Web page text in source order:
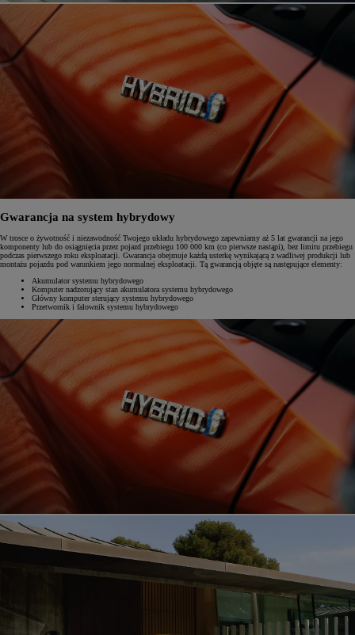
Gwarancja na system hybrydowy
W trosce o żywotność i niezawodność Twojego układu hybrydowego zapewniamy aż 5 lat gwarancji na jego
komponenty lub do osiągnięcia przez pojazd przebiegu 100 000 km (co pierwsze nastąpi), bez limitu przebiegu
podczas pierwszego roku eksploatacji. Gwarancja obejmuje każdą usterkę wynikającą z wadliwej produkcji lub
montażu pojazdu pod warunkiem jego normalnej eksploatacji. Tą gwarancją objęte są następujące elementy:
Akumulator systemu hybrydowego
Komputer nadzorujący stan akumulatora systemu hybrydowego
Główny komputer sterujący systemu hybrydowego
Przetwornik i falownik systemu hybrydowego